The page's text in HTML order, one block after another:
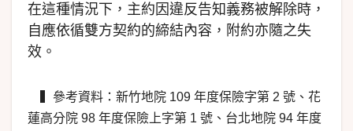
在這種情況下，主約因違反告知義務被解除時，
自應依循雙方契約的締結內容，附約亦隨之失
效。
▍參考資料：新竹地院 109 年度保險字第 2 號、花
蓮高分院 98 年度保險上字第 1 號、台北地院 94 年度